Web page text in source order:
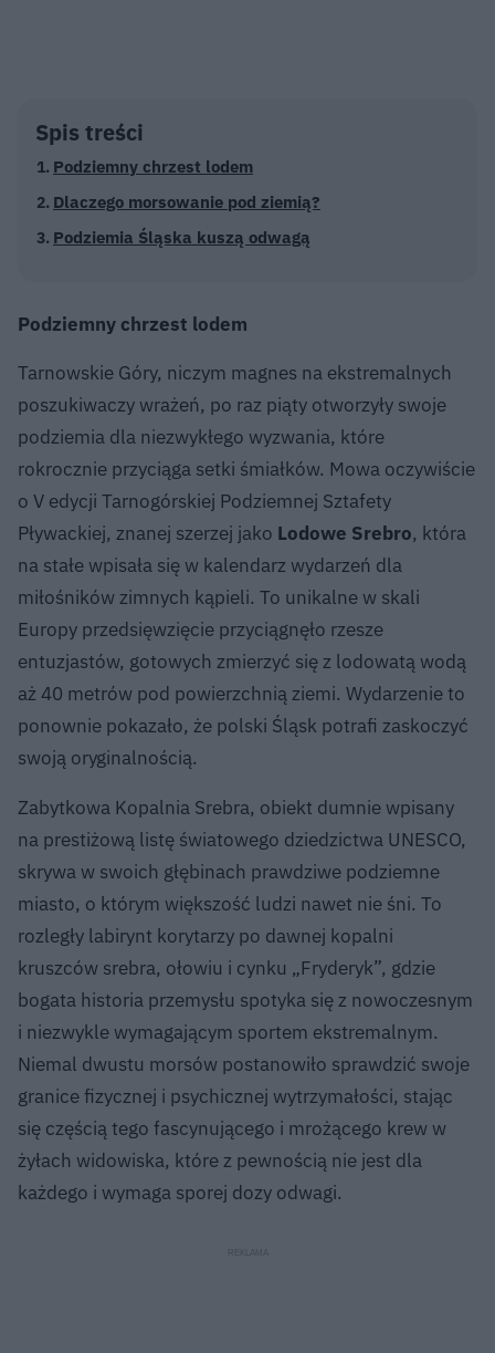
Spis treści
Podziemny chrzest lodem
Dlaczego morsowanie pod ziemią?
Podziemia Śląska kuszą odwagą
Podziemny chrzest lodem
Tarnowskie Góry, niczym magnes na ekstremalnych
poszukiwaczy wrażeń, po raz piąty otworzyły swoje
podziemia dla niezwykłego wyzwania, które
rokrocznie przyciąga setki śmiałków. Mowa oczywiście
o V edycji Tarnogórskiej Podziemnej Sztafety
Pływackiej, znanej szerzej jako Lodowe Srebro, która
na stałe wpisała się w kalendarz wydarzeń dla
miłośników zimnych kąpieli. To unikalne w skali
Europy przedsięwzięcie przyciągnęło rzesze
entuzjastów, gotowych zmierzyć się z lodowatą wodą
aż 40 metrów pod powierzchnią ziemi. Wydarzenie to
ponownie pokazało, że polski Śląsk potrafi zaskoczyć
swoją oryginalnością.
Zabytkowa Kopalnia Srebra, obiekt dumnie wpisany
na prestiżową listę światowego dziedzictwa UNESCO,
skrywa w swoich głębinach prawdziwe podziemne
miasto, o którym większość ludzi nawet nie śni. To
rozległy labirynt korytarzy po dawnej kopalni
kruszców srebra, ołowiu i cynku „Fryderyk”, gdzie
bogata historia przemysłu spotyka się z nowoczesnym
i niezwykle wymagającym sportem ekstremalnym.
Niemal dwustu morsów postanowiło sprawdzić swoje
granice fizycznej i psychicznej wytrzymałości, stając
się częścią tego fascynującego i mrożącego krew w
żyłach widowiska, które z pewnością nie jest dla
każdego i wymaga sporej dozy odwagi.